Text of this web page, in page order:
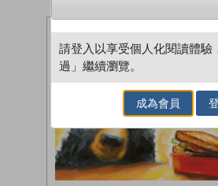
請登入以享受個人化閱讀體驗
過」繼續瀏覽。
成為會員